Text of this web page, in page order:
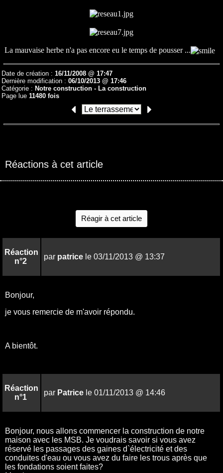
La mauvaise herbe n'a pas encore eu le temps de pousser ...
Date de création :16/11/2008 @ 17:47
Dernière modification :06/10/2013 @ 17:46
Catégorie : Notre construction - La construction
Page lue11480 fois
Réactions à cet article
Réagir à cet article
Réaction
n°2
par patrice le 03/11/2013 @ 13:37
Bonjour,
je vous remercie de m'avoir répondu.
A bientôt.
Réaction
n°1
par Patrice le 01/11/2013 @ 14:46
Bonjour, nous allons commencer la construction de notre
maison avec les MSB. Je voudrais savoir si vous avez
réservé les passages des gaines d`électricité et des
conduites d'eau ou vous avez du faire les trous après que
les fondations soient faites?